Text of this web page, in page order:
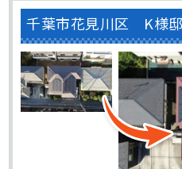
千葉市花見川区 K様